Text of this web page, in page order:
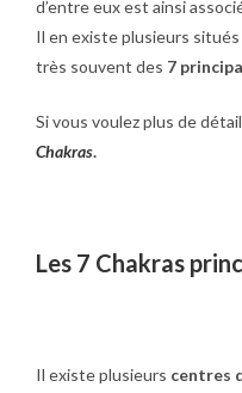
d’entre eux est ainsi
Il en existe plusieurs
très souvent des 7
Si vous voulez plus de
Chakras.
Les 7 Chakras
Il existe plusieurs centres